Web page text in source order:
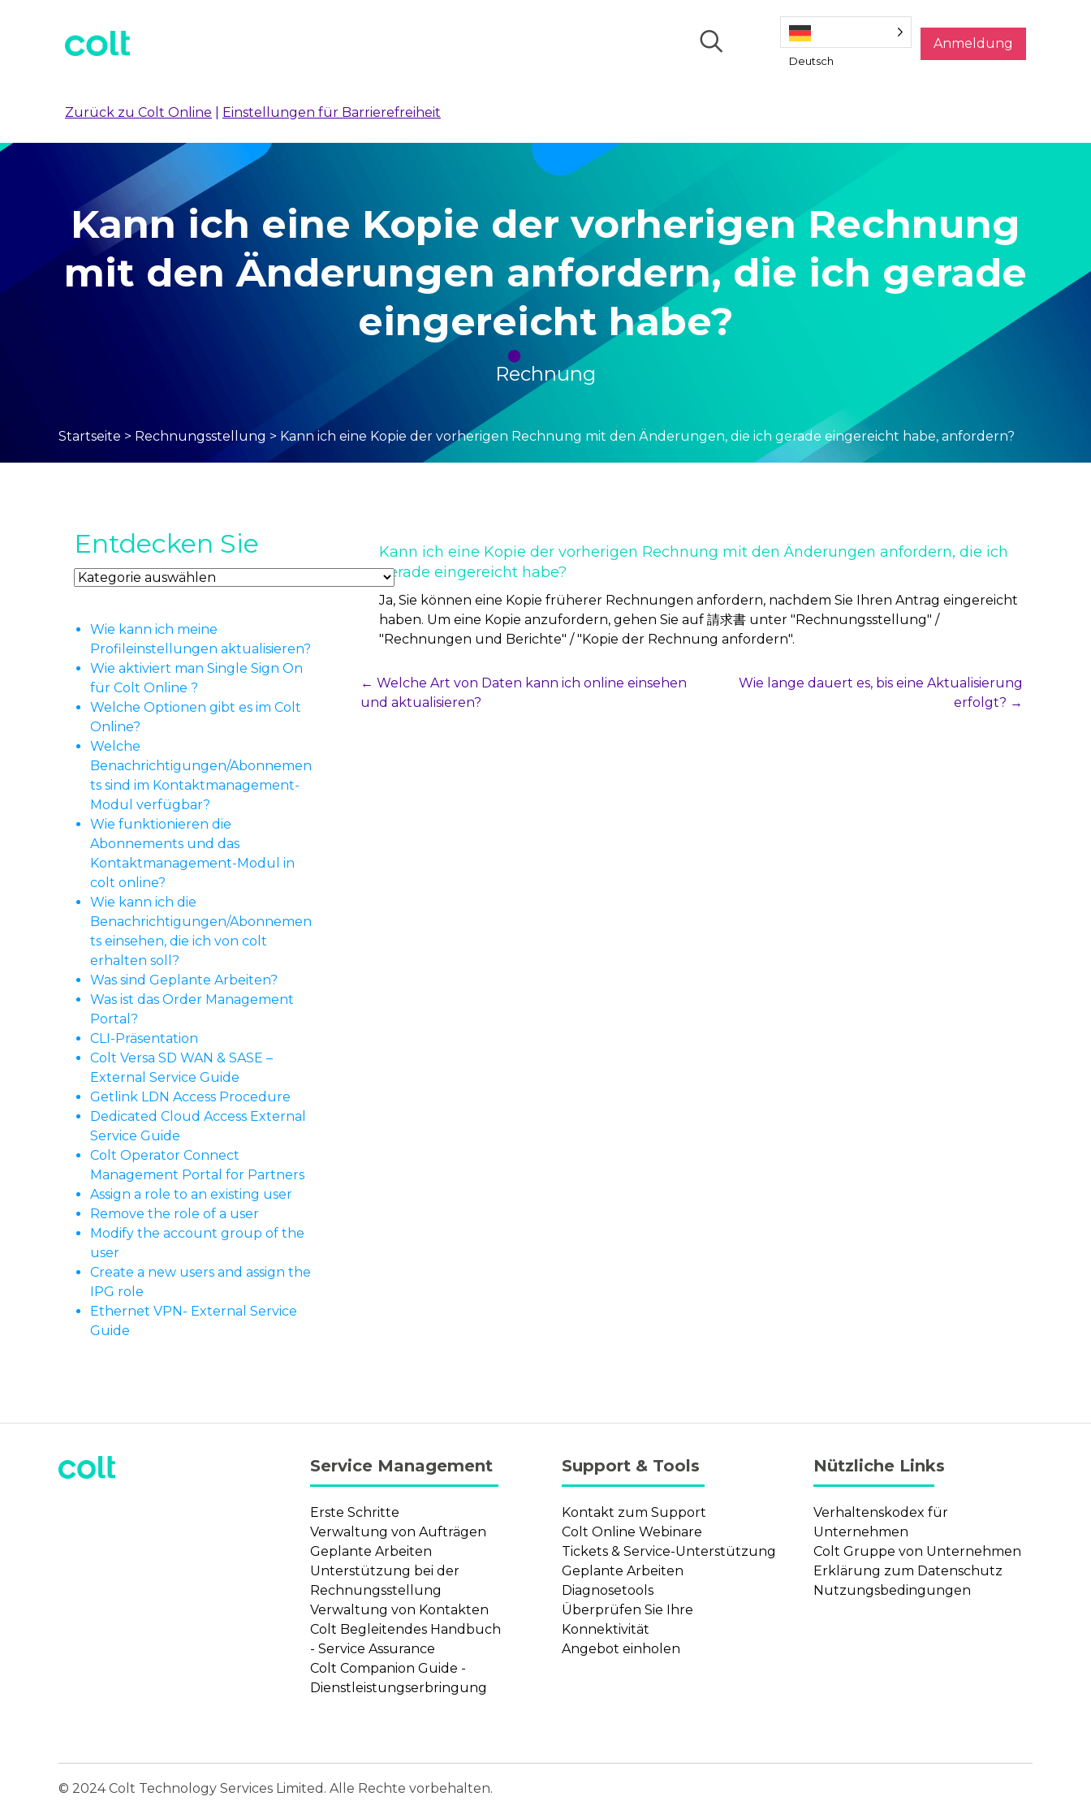
Deutsch
Anmeldung
Zurück zu Colt Online Einstellungen für Barrierefreiheit
Kann ich eine Kopie der vorherigen Rechnung
mit den Änderungen anfordern, die ich gerade
eingereicht habe?
Rechnung
Startseite > Rechnungsstellung > Kann ich eine Kopie der vorherigen Rechnung mit den Änderungen, die ich gerade eingereicht habe, anfordern?
Entdecken Sie
Entdecken
Wie kann ich meine
Profileinstellungen aktualisieren?
Wie aktiviert man Single Sign On
für Colt Online ?
Welche Optionen gibt es im Colt
Online?
Welche
Benachrichtigungen/Abonnemen
ts sind im Kontaktmanagement-
Modul verfügbar?
Wie funktionieren die
Abonnements und das
Kontaktmanagement-Modul in
colt online?
Wie kann ich die
Benachrichtigungen/Abonnemen
ts einsehen, die ich von colt
erhalten soll?
Was sind Geplante Arbeiten?
Was ist das Order Management
Portal?
CLI-Präsentation
Colt Versa SD WAN & SASE –
External Service Guide
Getlink LDN Access Procedure
Dedicated Cloud Access External
Service Guide
Colt Operator Connect
Management Portal for Partners
Assign a role to an existing user
Remove the role of a user
Modify the account group of the
user
Create a new users and assign the
IPG role
Ethernet VPN- External Service
Guide
Kann ich eine Kopie der vorherigen Rechnung mit den Änderungen anfordern, die ich
gerade eingereicht habe?
Ja, Sie können eine Kopie früherer Rechnungen anfordern, nachdem Sie Ihren Antrag eingereicht
haben. Um eine Kopie anzufordern, gehen Sie auf 請求書 unter "Rechnungsstellung" /
"Rechnungen und Berichte" / "Kopie der Rechnung anfordern".
Post
← Welche Art von Daten kann ich online einsehen
und aktualisieren?
Wie lange dauert es, bis eine Aktualisierung
erfolgt? →
Service Management
Erste Schritte
Verwaltung von Aufträgen
Geplante Arbeiten
Unterstützung bei der
Rechnungsstellung
Verwaltung von Kontakten
Colt Begleitendes Handbuch
- Service Assurance
Colt Companion Guide -
Dienstleistungserbringung
Support & Tools
Kontakt zum Support
Colt Online Webinare
Tickets & Service-Unterstützung
Geplante Arbeiten
Diagnosetools
Überprüfen Sie Ihre
Konnektivität
Angebot einholen
Nützliche Links
Verhaltenskodex für
Unternehmen
Colt Gruppe von Unternehmen
Erklärung zum Datenschutz
Nutzungsbedingungen
© 2024 Colt Technology Services Limited. Alle Rechte vorbehalten.